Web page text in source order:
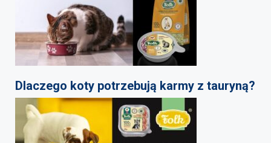
Dlaczego koty potrzebują karmy z tauryną?